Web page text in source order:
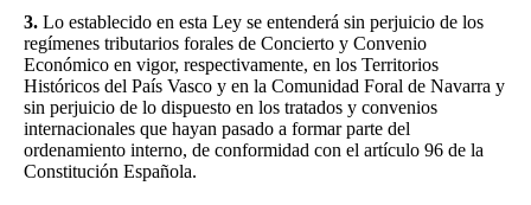
3. Lo establecido en esta Ley se entenderá sin perjuicio de los
regímenes tributarios forales de Concierto y Convenio
Económico en vigor, respectivamente, en los Territorios
Históricos del País Vasco y en la Comunidad Foral de Navarra y
sin perjuicio de lo dispuesto en los tratados y convenios
internacionales que hayan pasado a formar parte del
ordenamiento interno, de conformidad con el artículo 96 de la
Constitución Española.